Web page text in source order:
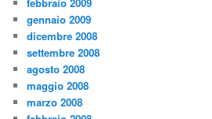
gennaio 2009
dicembre 2008
settembre 2008
agosto 2008
maggio 2008
marzo 2008